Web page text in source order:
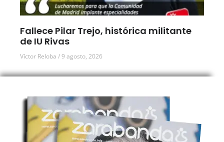
Fallece Pilar Trejo, histórica militante
de IU Rivas
Víctor Reloba 9 agosto, 2026